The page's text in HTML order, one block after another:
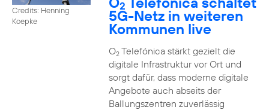
Credits: Henning
Koepke
2
5G-Netz in weiteren
Kommunen live
O2Telefónica stärkt gezielt die
digitale Infrastruktur vor Ort und
sorgt dafür, dass moderne digitale
Angebote auch abseits der
Ballungszentren zuverlässig